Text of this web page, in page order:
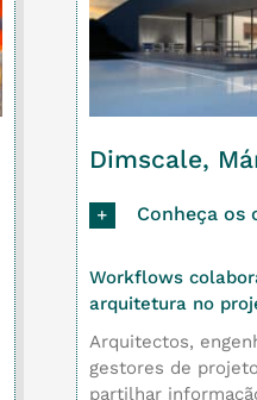
Dimscale,
Conheça os
Workflows
arquitetura no
Arquitectos,
gestores de
partilhar